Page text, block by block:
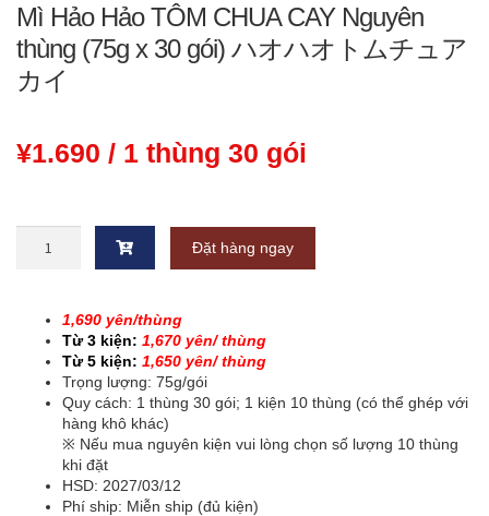
Mì Hảo Hảo TÔM CHUA CAY Nguyên
thùng (75g x 30 gói) ハオハオトムチュア
カイ
¥1.690 / 1 thùng 30 gói
CHUA
Nguyên
thùng
(75g
Đặt hàng ngay
1,690 yên/thùng
Từ 3 kiện: 1,670 yên/ thùng
Từ 5 kiện: 1,650 yên/ thùng
Trọng lượng: 75g/gói
Quy cách: 1 thùng 30 gói; 1 kiện 10 thùng (có thể ghép với
hàng khô khác)
※ Nếu mua nguyên kiện vui lòng chọn số lượng 10 thùng
khi đặt
HSD: 2027/03/12
Phí ship: Miễn ship (đủ kiện)